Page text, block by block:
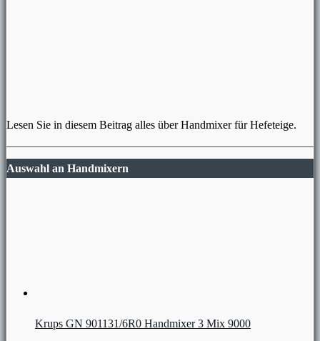
Lesen Sie in diesem Beitrag alles über Handmixer für Hefeteige.
Auswahl an Handmixern
Krups GN 901131/6R0 Handmixer 3 Mix 9000